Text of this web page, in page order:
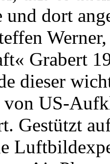
und dort
Grabert
dieser
US-
Gestützt